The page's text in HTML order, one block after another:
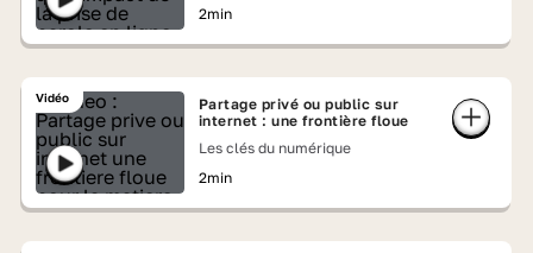
2min
Vidéo
Partage privé ou public sur
internet : une frontière floue
Les clés du numérique
2min